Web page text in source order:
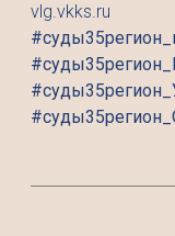
vlg.vkks.ru